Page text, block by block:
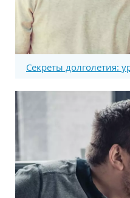
Секреты долголетия: